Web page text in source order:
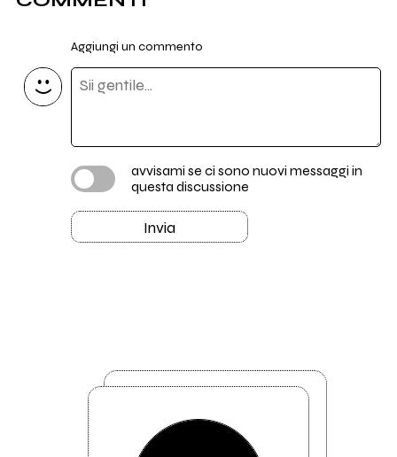
Aggiungi un commento
avvisami se ci sono nuovi messaggi in
questa discussione
Invia